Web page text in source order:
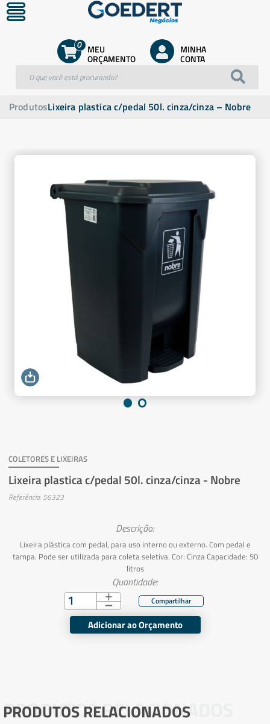
MEU
ORÇAMENTO
0 MINHA
CONTA
ProdutosLixeira plastica c/pedal 50l. cinza/cinza – Nobre
COLETORES E LIXEIRAS
Lixeira plastica c/pedal 50l. cinza/cinza - Nobre
Referência: 56323
Descrição:
Lixeira plástica com pedal, para uso interno ou externo. Com pedal e
tampa. Pode ser utilizada para coleta seletiva. Cor: Cinza Capacidade: 50
litros
Quantidade:
Adicionar ao Orçamento
PRODUTOS RELACIONADOS
PRODUTOS RELACIONADOS